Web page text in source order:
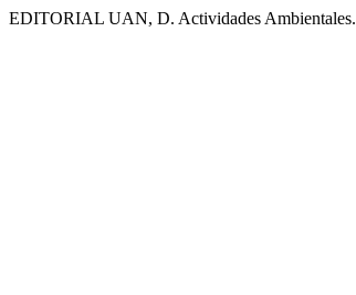
EDITORIAL UAN, D. Actividades Ambientales.